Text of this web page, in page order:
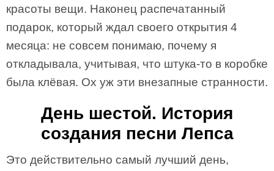
красоты вещи. Наконец распечатанный
подарок, который ждал своего открытия 4
месяца: не совсем понимаю, почему я
откладывала, учитывая, что штука-то в коробке
была клёвая. Ох уж эти внезапные странности.
День шестой. История
создания песни Лепса
Это действительно самый лучший день,